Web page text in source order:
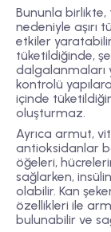
Bununla birlikte,
nedeniyle aşırı
etkiler
tüketildiğinde,
dalgalanmaları
kontrolü
içinde
oluşturmaz.
Ayrıca armut,
antioksidanlar
öğeleri,
sağlarken, insülin
olabilir. Kan
özellikleri ile
bulunabilir ve